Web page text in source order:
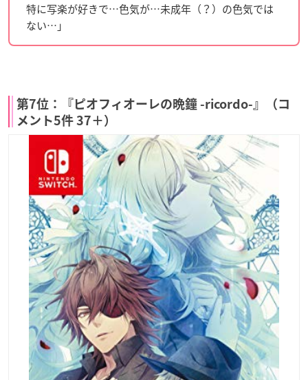
特に写楽が好きで…色気が…未成年（？）の色気では
ない…」
第7位：『ピオフィオーレの晩鐘 -ricordo-』（コ
メント5件 37＋）